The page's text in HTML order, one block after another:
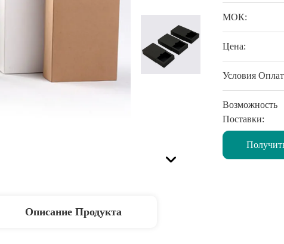
МОК:
Цена:
Условия
Возможность
Поставки:
Описание Продукта